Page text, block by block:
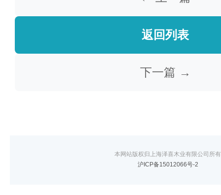
返回列表
下一篇 →
本网站版权归上海泽喜木业有限公司所有
沪ICP备15012066号-2